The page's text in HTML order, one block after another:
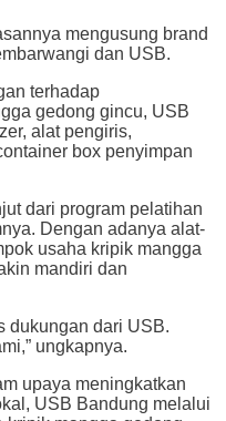
mengusung brand
dan USB.
terhadap
gedong gincu, USB
alat pengiris,
box penyimpan
dari program pelatihan
Dengan adanya alat-
usaha kripik mangga
mandiri dan
dukungan dari USB.
ungkapnya.
upaya meningkatkan
USB Bandung melalui